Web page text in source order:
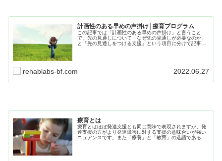
計画性のある早めの声掛け│療育プログラム
この記事では「計画性のある早めの声掛け」と言うこと
で、先の見通しについて「なぜ先の見通しが必要なのか」
と「先の見通しをつける支援」という項目に分けて記事に
rehablabs-bf.com 2022.06.27
療育とは
療育とはほぼ発達支援とも同じ意味で表現されますが、発
達支援の方がより発達障害に対する支援の意味合いが強い
ニュアンスです。また「療養」と「教育」の造語であると